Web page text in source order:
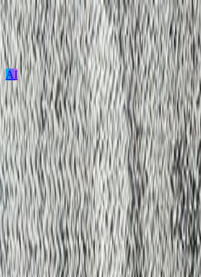
AI
ログイン / 新規登録
プロジェクト投稿
建築を探す
建材を探す
家具を探す
メーカーを探す
TECTUREとは？サービスの使い方
ECOS/LX-1700